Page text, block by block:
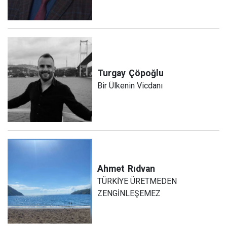
Turgay Çöpoğlu
Bir Ülkenin Vicdanı
Ahmet Rıdvan
TÜRKİYE ÜRETMEDEN
ZENGİNLEŞEMEZ